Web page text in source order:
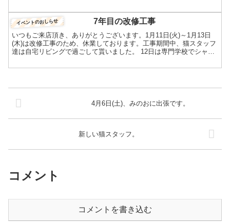
で...
イベントのおしらせ 7年目の改修工事
いつもご来店頂き、ありがとうございます。1月11日(火)～1月13日
(木)は改修工事のため、休業しております。工事期間中、猫スタッフ
達は自宅リビングで過ごして貰いました。 12日は専門学校でシャン
4月6日(土)、みのおに出張です。
新しい猫スタッフ。
コメント
コメントを書き込む